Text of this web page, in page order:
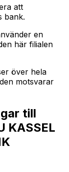
att
bank.
en
här filialen
över hela
motsvarar
till
KASSEL